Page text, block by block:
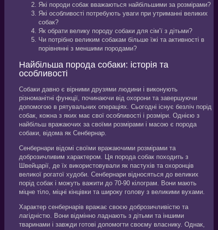
Які породи собак вважаються найбільшими за розмірами?
Які особливості потребують уваги при утриманні великих
собак?
Як обрати велику породу собаки для сім’ї з дітьми?
Чи потрібно великим собакам більше їжі та активності в
порівнянні з меншими породами?
Найбільша порода собаки: історія та
особливості
Собаки давно є вірними друзями людини і виконують
різноманітні функції, починаючи від охорони та завершуючи
допомогою в рятувальних операціях. Сьогодні існує безліч порід
собак, кожна з яких має свої особливості і розміри. Однією з
найбільш вражаючих за своїми розмірами і масою є порода
собаки, відома як Сенбернар.
Сенбернари відомі своїми вражаючими розмірами та
доброзичливим характером. Ця порода собак походить з
Швейцарії, де їх використовували як пастухів та охоронців
великої рогатої худоби. Сенбернари відносяться до великих
порід собак і можуть важити до 70-90 кілограм. Вони мають
міцне тіло, міцні кінцівки та широку голову з великими вухами.
Характер сенбернарів вражає своєю доброзичливістю та
лагідністю. Вони відмінно ладнають з дітьми та іншими
тваринами і завжди готові допомогти своєму власнику. Однак,